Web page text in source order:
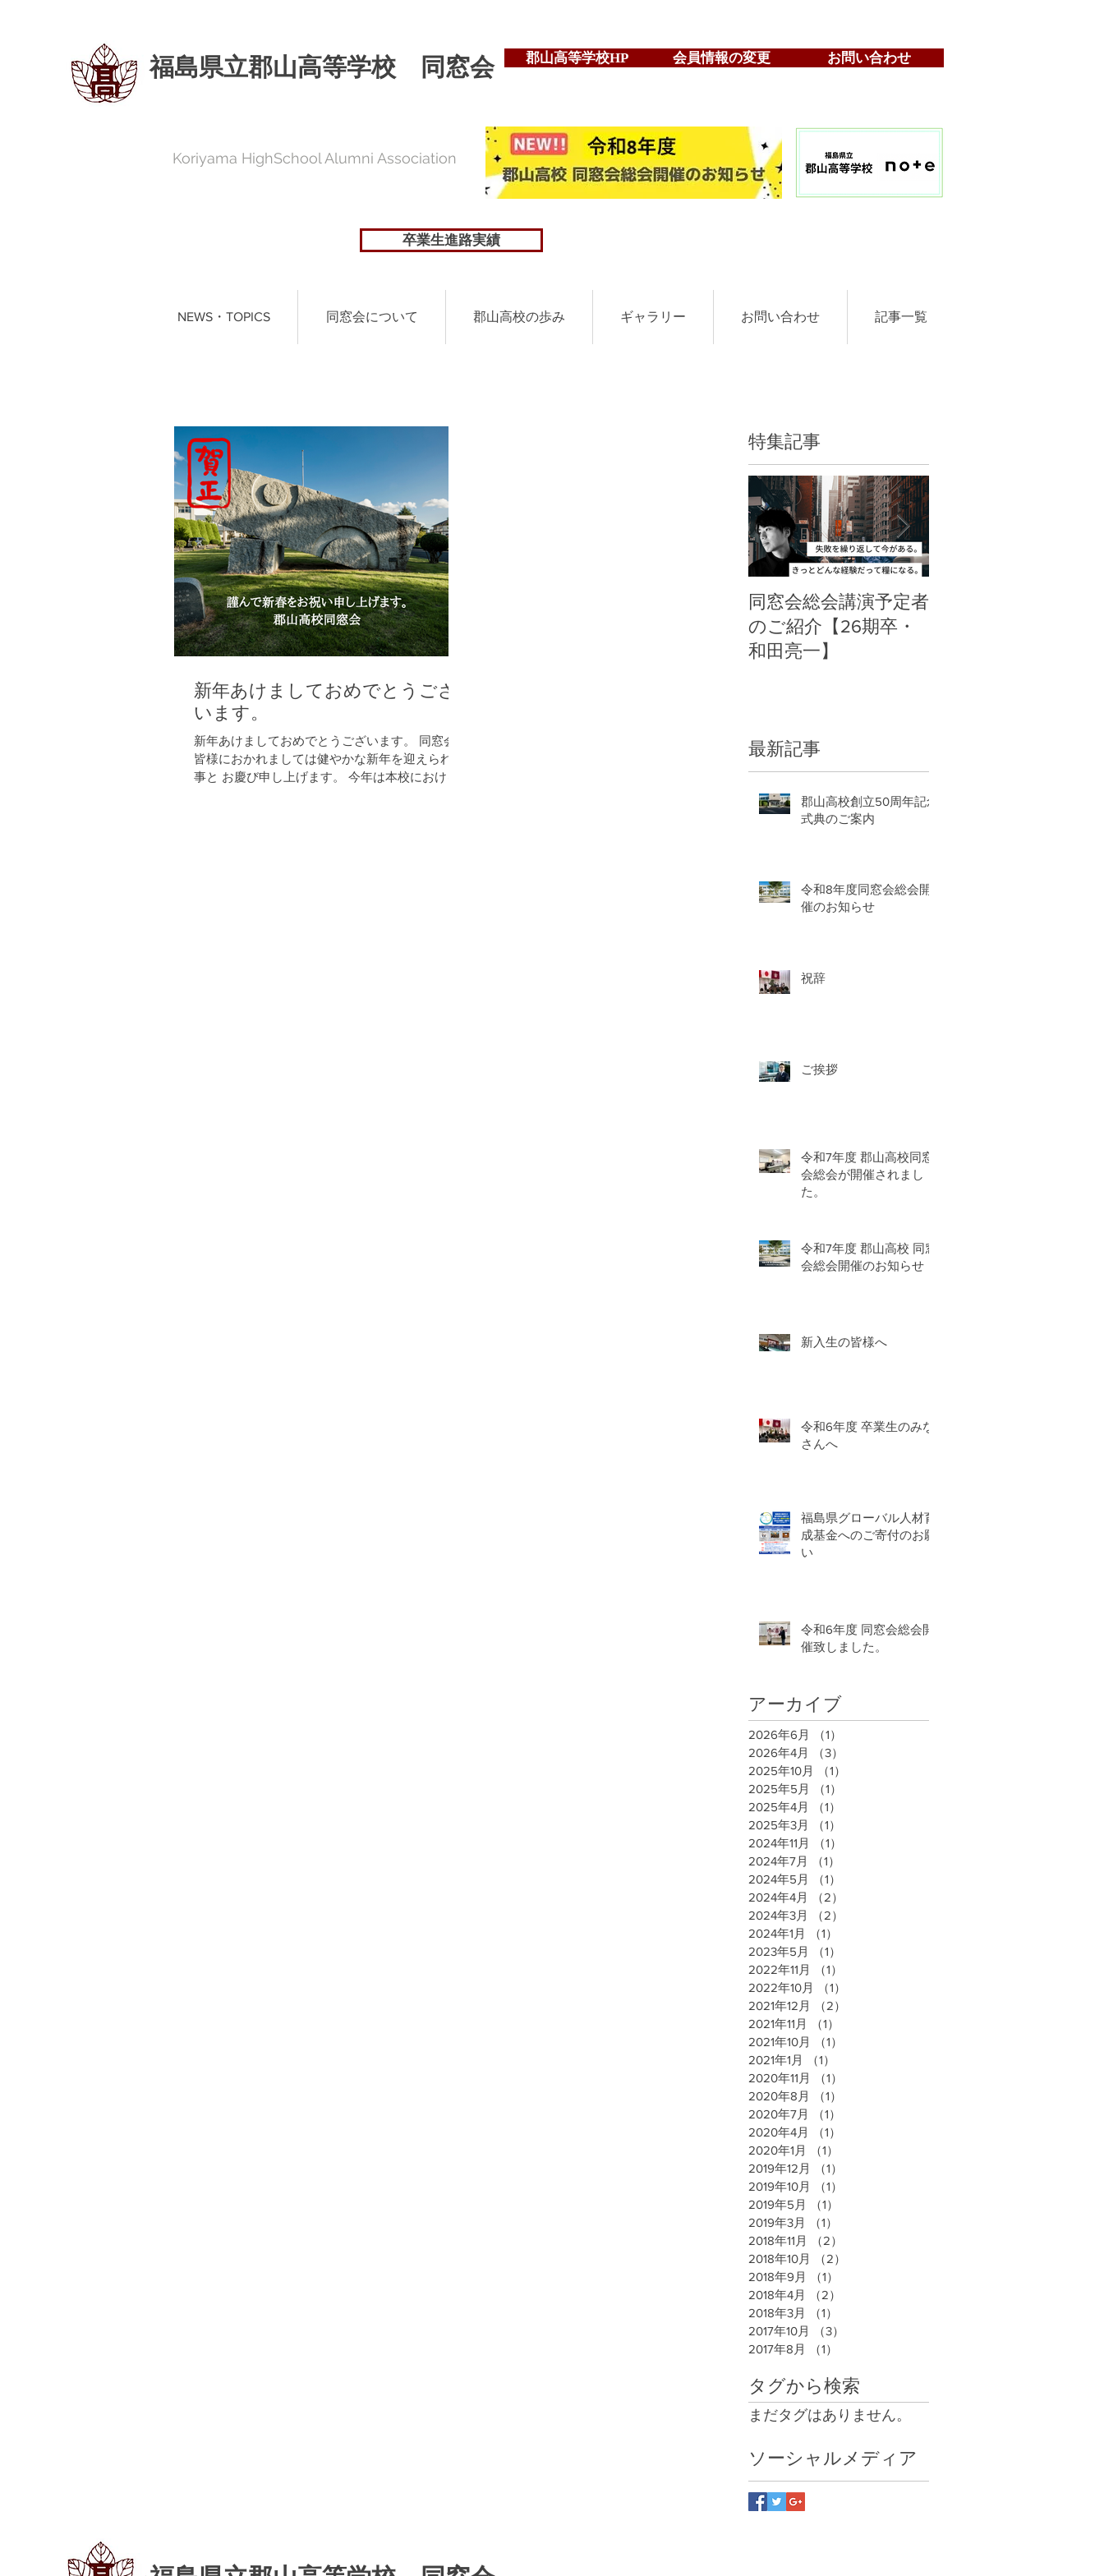
お問い合わせ
会員情報の変更
郡山高等学校HP
福島県立郡山高等学校 同窓会
Koriyama HighSchool Alumni Association
卒業生進路実績
NEWS・TOPICS 同窓会について 郡山高校の歩み ギャラリー お問い合わせ 記事一覧
新年あけましておめでとうござ
います。
新年あけましておめでとうございます。 同窓会の
皆様におかれましては健やかな新年を迎えられた
事と お慶び申し上げます。 今年は本校における
特集記事
同窓会総会講演予定者
のご紹介【26期卒・
和田亮一】
最新記事
郡山高校創立50周年記念
式典のご案内
令和8年度同窓会総会開
催のお知らせ
祝辞
ご挨拶
令和7年度 郡山高校同窓
会総会が開催されまし
た。
令和7年度 郡山高校 同窓
会総会開催のお知らせ
新入生の皆様へ
令和6年度 卒業生のみな
さんへ
福島県グローバル人材育
成基金へのご寄付のお願
い
令和6年度 同窓会総会開
催致しました。
アーカイブ
2026年6月 （1）
2026年4月
（3）
2025年10月
（1）
2025年5月
（1）
2025年4月
（1）
2025年3月
（1）
2024年11月
（1）
2024年7月
（1）
2024年5月
（1）
2024年4月
（2）
2024年3月
（2）
2024年1月
（1）
2023年5月
（1）
2022年11月
（1）
2022年10月
（1）
2021年12月
（2）
2021年11月
（1）
2021年10月
（1）
2021年1月
（1）
2020年11月
（1）
2020年8月
（1）
2020年7月
（1）
2020年4月
（1）
2020年1月
（1）
2019年12月
（1）
2019年10月
（1）
2019年5月
（1）
2019年3月
（1）
2018年11月
（2）
2018年10月
（2）
2018年9月
（1）
2018年4月
（2）
2018年3月
（1）
2017年10月
（3）
2017年8月
（1）
タグから検索
まだタグはありません。
ソーシャルメディア